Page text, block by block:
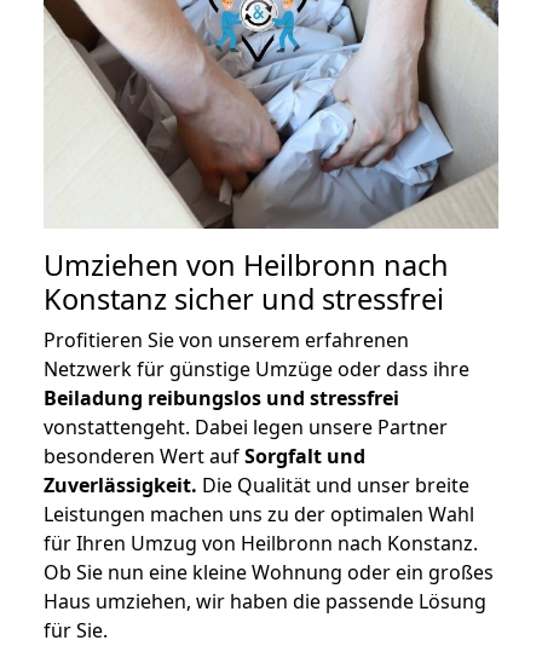
Umziehen von Heilbronn nach
Konstanz sicher und stressfrei
Profitieren Sie von unserem erfahrenen
Netzwerk für günstige Umzüge oder dass ihre
Beiladung reibungslos und stressfrei
vonstattengeht. Dabei legen unsere Partner
besonderen Wert aufSorgfalt und
Zuverlässigkeit. Die Qualität und unser breite
Leistungen machen uns zu der optimalen Wahl
für Ihren Umzug von Heilbronn nach Konstanz.
Ob Sie nun eine kleine Wohnung oder ein großes
Haus umziehen, wir haben die passende Lösung
für Sie.